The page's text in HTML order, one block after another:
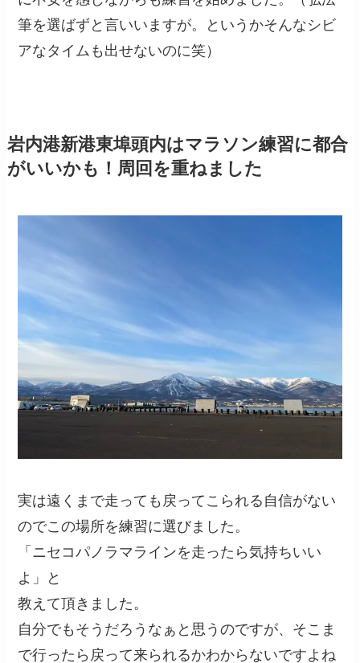
筆を選ばずと言いいますが。というかそんなシビ
アなタイムも出せないのに笑）
岩内港新港東埠頭内はマラソン練習に都合
がいいかも！周回を重ねました
実は遠くまで走っても戻ってこられる自信がない
のでこの場所を練習に選びました。
「ニセコパノラマラインを走ったら気持ちいい
よ」と
教えて頂きました。
自分でもそうだろうなぁと思うのですが、そこま
で行ったら戻って来られるかわからないですよね